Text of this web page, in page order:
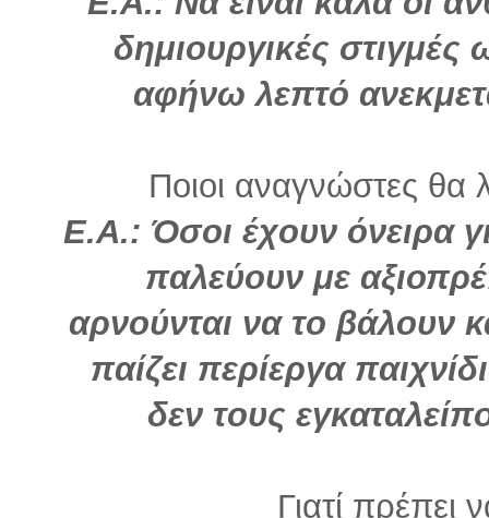
δημιουργικές
αφήνω λεπτό
Ποιοι αναγνώστες θα
Ε.Α.: Όσοι έχουν όνειρα
παλεύουν με
αρνούνται να το βάλουν
παίζει περίεργα
δεν τους
Γιατί πρέπει